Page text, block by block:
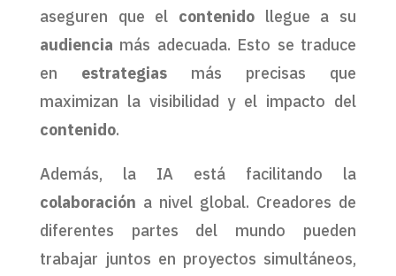
aseguren que el contenido llegue a su
audiencia más adecuada. Esto se traduce
en estrategiasmás precisas que
maximizan la visibilidad y el impacto del
contenido.
Además, la IA está facilitando la
colaboración a nivel global. Creadores de
diferentes partes del mundo pueden
trabajar juntos en proyectos simultáneos,